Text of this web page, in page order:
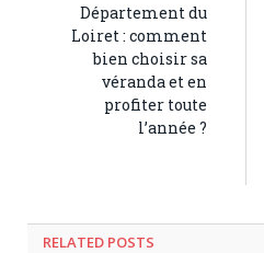
Département du
Loiret : comment
bien choisir sa
véranda et en
profiter toute
l’année ?
RELATED POSTS